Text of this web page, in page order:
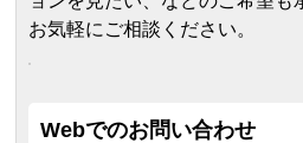
お気軽にご相談ください。
Webでのお問い合わせ